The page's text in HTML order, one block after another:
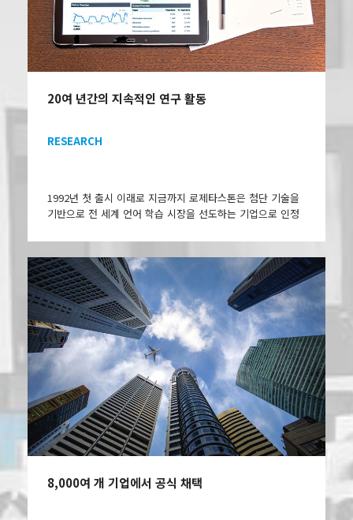
20여 년간의 지속적인 연구 활동
RESEARCH
1992년 첫 출시 이래로 지금까지 로제타스톤은 첨단 기술을
기반으로 전 세계 언어 학습 시장을 선도하는 기업으로 인정
8,000여 개 기업에서 공식 채택